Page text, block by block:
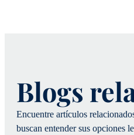
Blogs
Encuentre artículos
buscan entender sus opciones